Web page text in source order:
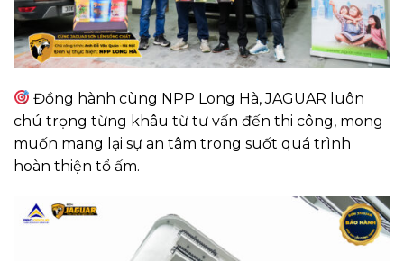
Đồng hành cùng NPP Long Hà, JAGUAR luôn
chú trọng từng khâu từ tư vấn đến thi công, mong
muốn mang lại sự an tâm trong suốt quá trình
hoàn thiện tổ ấm.